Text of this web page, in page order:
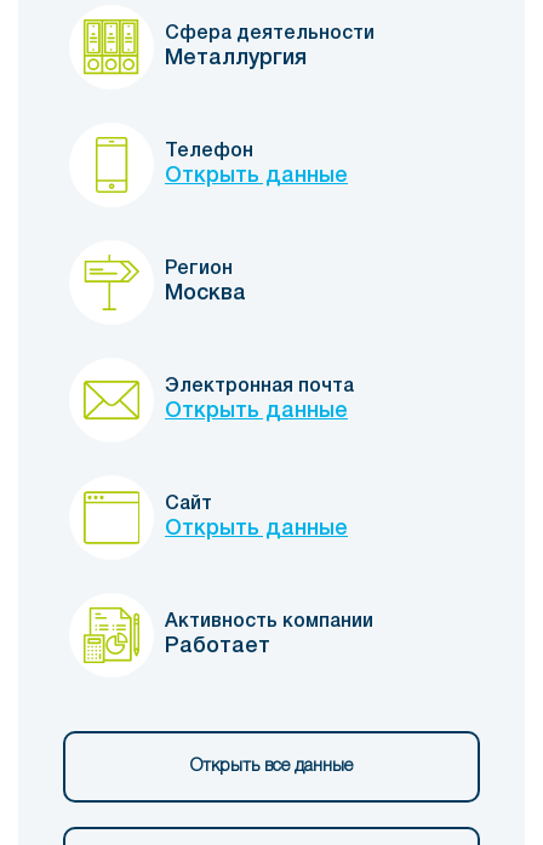
Сфера деятельности
Металлургия
Телефон
Открыть данные
Регион
Москва
Электронная почта
Открыть данные
Сайт
Открыть данные
Активность компании
Работает
Открыть все данные